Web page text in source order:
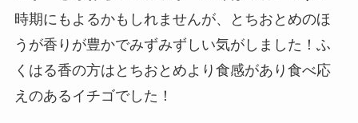
時期にもよるかもしれませんが、とちおとめのほ
うが香りが豊かでみずみずしい気がしました！ふ
くはる香の方はとちおとめより食感があり食べ応
えのあるイチゴでした！